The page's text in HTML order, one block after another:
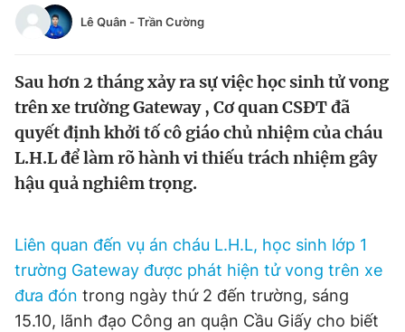
Tin thị trường
Video Magazine
Sản phẩm khác
Thông tin tòa soạn Liên hệ quảng cáo
Đăng xuất
Lê Quân - Trần Cường
Sau hơn 2 tháng xảy ra sự việc học sinh tử vong
trên xe trường Gateway , Cơ quan CSĐT đã
quyết định khởi tố cô giáo chủ nhiệm của cháu
L.H.L để làm rõ hành vi thiếu trách nhiệm gây
hậu quả nghiêm trọng.
Liên quan đến vụ án cháu L.H.L, học sinh lớp 1
trường Gateway được phát hiện tử vong trên xe
đưa đón trong ngày thứ 2 đến trường, sáng
15.10, lãnh đạo Công an quận Cầu Giấy cho biết